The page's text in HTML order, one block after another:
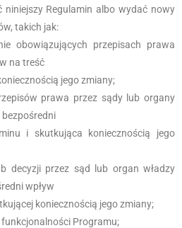
niniejszy Regulamin albo wydać nowy
takich jak:
obowiązujących przepisach prawa
na treść
jego zmiany;
prawa przez sądy lub organy
bezpośredni
i skutkująca koniecznością jego
decyzji przez sąd lub organ władzy
wpływ
koniecznością jego zmiany;
Programu;